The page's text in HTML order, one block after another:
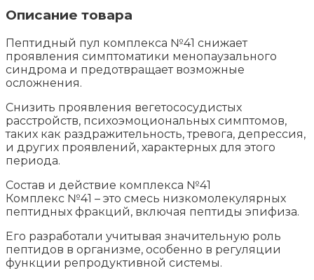
Описание товара
Пептидный пул комплекса №41 снижает
проявления симптоматики менопаузального
синдрома и предотвращает возможные
осложнения.
Снизить проявления вегетососудистых
расстройств, психоэмоциональных симптомов,
таких как раздражительность, тревога, депрессия,
и других проявлений, характерных для этого
периода.
Состав и действие комплекса №41
Комплекс №41 – это смесь низкомолекулярных
пептидных фракций, включая пептиды эпифиза.
Его разработали учитывая значительную роль
пептидов в организме, особенно в регуляции
функции репродуктивной системы.